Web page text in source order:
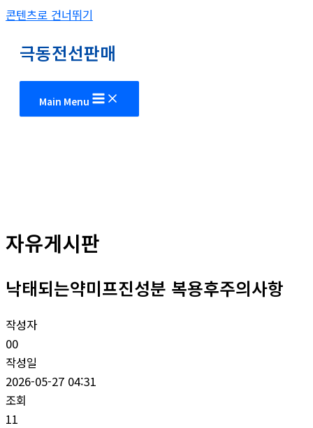
콘텐츠로 건너뛰기
극동전선판매
Main Menu
자유게시판
낙태되는약미프진성분 복용후주의사항
작성자
00
작성일
2026-05-27 04:31
조회
11